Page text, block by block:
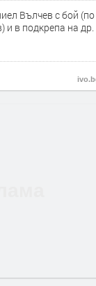
Вълчев с бой (по
и в подкрепа на др.